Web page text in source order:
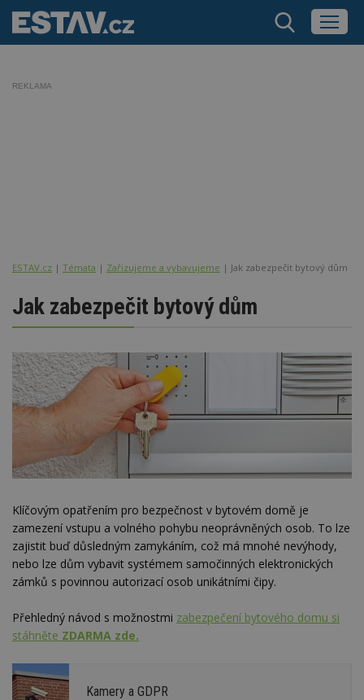
REKLAMA
ESTAV.cz Témata Zařizujeme a vybavujeme Jak zabezpečit bytový dům
Jak zabezpečit bytový dům
Klíčovým opatřením pro bezpečnost v bytovém domě je
zamezení vstupu a volného pohybu neoprávněných osob. To lze
zajistit buď důsledným zamykáním, což má mnohé nevýhody,
nebo lze dům vybavit systémem samočinných elektronických
zámků s povinnou autorizací osob unikátními čipy.
Přehledný návod s možnostmi zabezpečení bytového domu si
stáhněte ZDARMA zde.
Kamery a GDPR